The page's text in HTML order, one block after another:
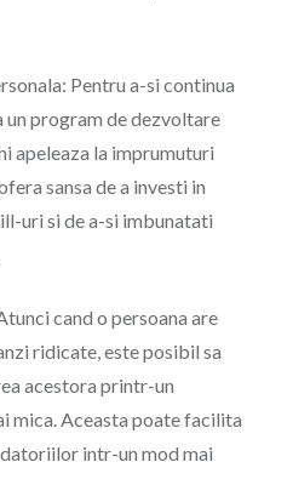
Pentru a-si continua
un program de dezvoltare
apeleaza la imprumuturi
sansa de a investi in
uri si de a-si imbunatati
cand o persoana are
ridicate, este posibil sa
acestora printr-un
mica. Aceasta poate facilita
intr-un mod mai